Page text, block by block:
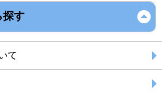
探す
て